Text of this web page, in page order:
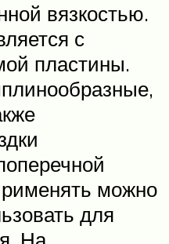
вязкостью.
с
пластины.
можно
для